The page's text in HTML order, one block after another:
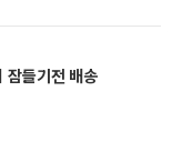
잠들기전 배송